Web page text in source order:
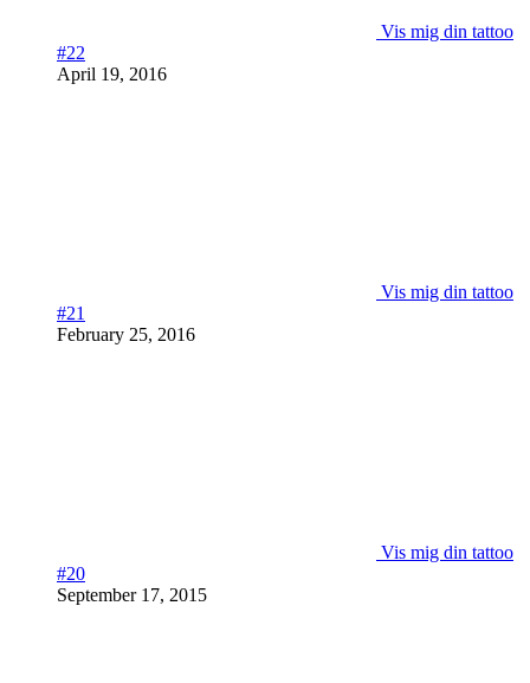
Vis mig din tattoo
#22
April 19, 2016
Vis mig din tattoo
#21
February 25, 2016
Vis mig din tattoo
#20
September 17, 2015